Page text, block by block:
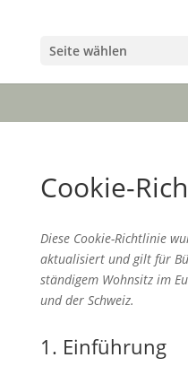
Seite wählen
Cookie-
Diese Cookie-Richtlinie
aktualisiert und gilt für
ständigem Wohnsitz im
und der Schweiz.
1. Einführung